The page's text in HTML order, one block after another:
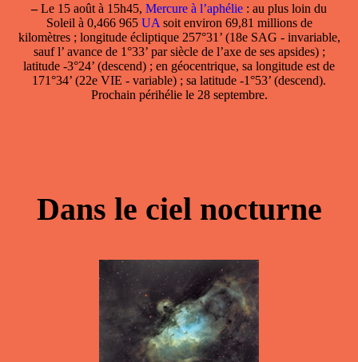
–Le 15 août à 15h45, Mercure à l’aphélie : au plus loin du
Soleil à 0,466 965 UA soit environ 69,81 millions de
kilomètres ; longitude écliptique 257°31’ (18e SAG - invariable,
sauf l’ avance de 1°33’ par siècle de l’axe de ses apsides) ;
latitude -3°24’ (descend) ; en géocentrique, sa longitude est de
171°34’ (22e VIE - variable) ; sa latitude -1°53’ (descend).
Prochain périhélie le 28 septembre.
Dans le ciel nocturne